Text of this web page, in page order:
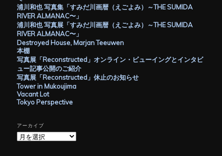
浦川和也 写真集「すみだ川画暦（えごよみ）～THE SUMIDA
RIVER ALMANAC〜」
浦川和也 写真展「すみだ川画暦（えごよみ）～THE SUMIDA
RIVER ALMANAC〜」
Destroyed House, Marjan Teeuwen
本棚
写真展「Reconstructed」オンライン・ビューイングとインタビ
ュー記事公開のご紹介
写真展「Reconstructed」休止のお知らせ
Tower in Mukoujima
Vacant Lot
Tokyo Perspective
アーカイブ
ア
ー